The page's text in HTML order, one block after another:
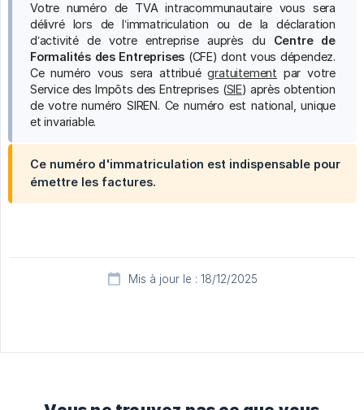
Votre numéro de TVA intracommunautaire vous sera
délivré lors de l’immatriculation ou de la déclaration
d’activité de votre entreprise auprès du Centre de
Formalités des Entreprises (CFE) dont vous dépendez.
Ce numéro vous sera attribuégratuitement par votre
Service des Impôts des Entreprises (SIE) après obtention
de votre numéro SIREN. Ce numéro est national, unique
et invariable.
Ce numéro d'immatriculation est indispensable pour
émettre les factures.
Mis à jour le : 18/12/2025